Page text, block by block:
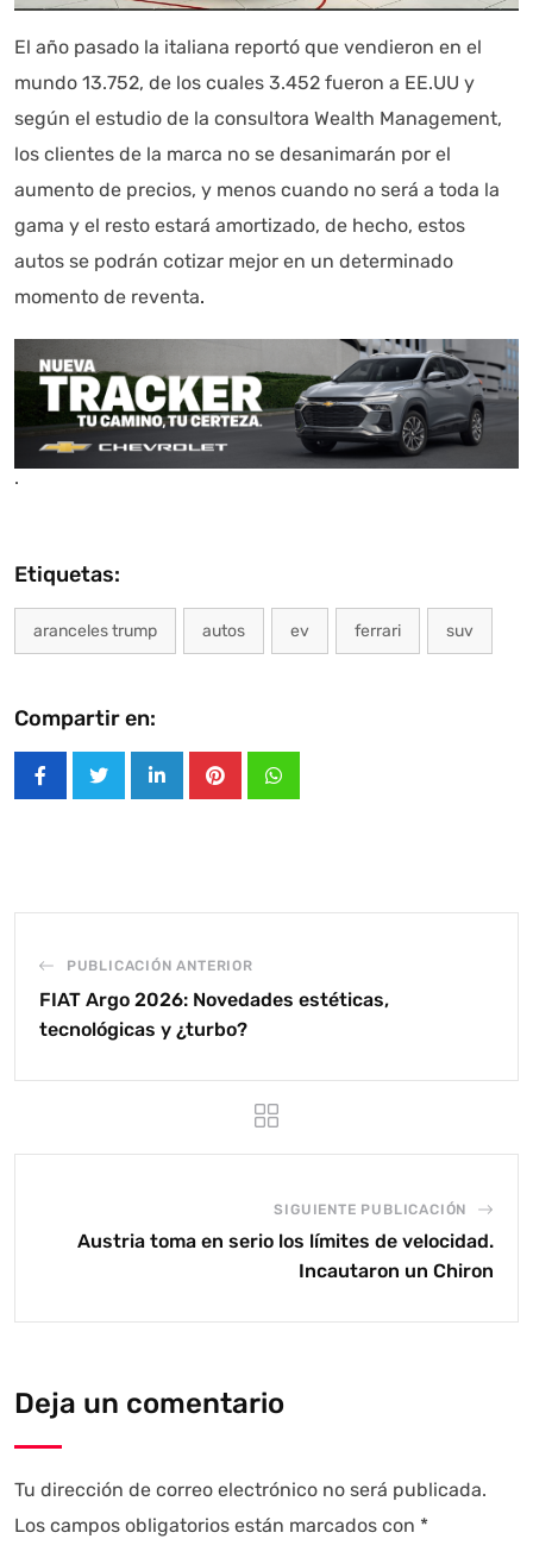
El año pasado la italiana reportó que vendieron en el
mundo 13.752, de los cuales 3.452 fueron a EE.UU y
según el estudio de la consultora Wealth Management,
los clientes de la marca no se desanimarán por el
aumento de precios, y menos cuando no será a toda la
gama y el resto estará amortizado, de hecho, estos
autos se podrán cotizar mejor en un determinado
momento de reventa.
.
Etiquetas:
aranceles trump autos ev ferrari suv
Compartir en:
LinkedInPinterestWhatsapp
PUBLICACIÓN ANTERIOR
FIAT Argo 2026: Novedades estéticas,
tecnológicas y ¿turbo?
SIGUIENTE PUBLICACIÓN
Austria toma en serio los límites de velocidad.
Incautaron un Chiron
Deja un comentario
Tu dirección de correo electrónico no será publicada.
Los campos obligatorios están marcados con *